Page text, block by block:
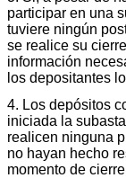
participar en una
tuviere ningún
se realice su
información
los depositantes
4. Los depósitos
iniciada la
realicen ninguna
no hayan hecho
momento de